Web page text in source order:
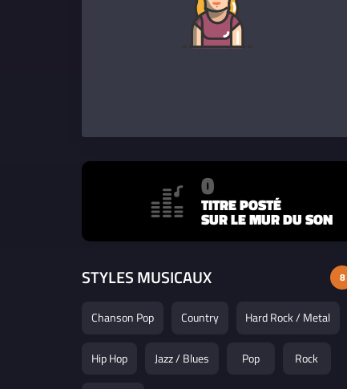
0
TITRE POSTÉ
SUR LE MUR DU SON
STYLES MUSICAUX 8
Chanson Pop Country Hard Rock / Metal
Hip Hop Jazz / Blues Pop Rock